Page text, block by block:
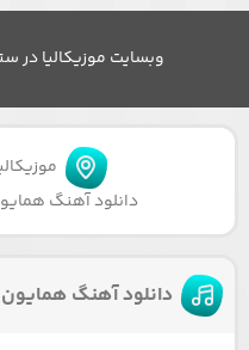
وبسایت موزیکالیا
دانلود آهنگ
دانلود آهنگ